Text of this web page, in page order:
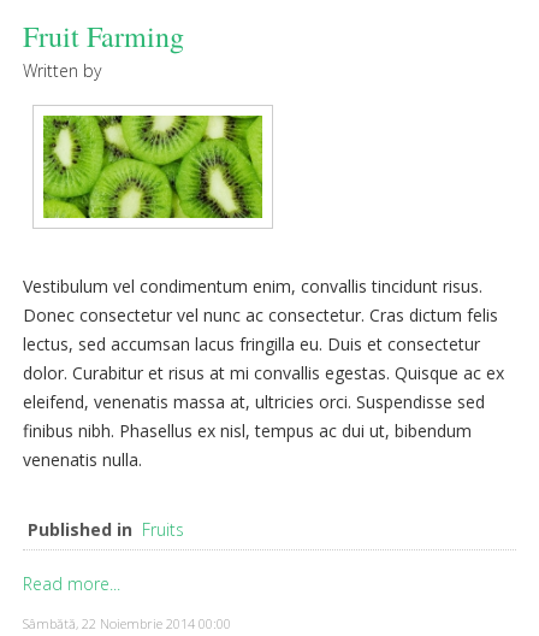
Fruit Farming
Written by
Vestibulum vel condimentum enim, convallis tincidunt risus.
Donec consectetur vel nunc ac consectetur. Cras dictum felis
lectus, sed accumsan lacus fringilla eu. Duis et consectetur
dolor. Curabitur et risus at mi convallis egestas. Quisque ac ex
eleifend, venenatis massa at, ultricies orci. Suspendisse sed
finibus nibh. Phasellus ex nisl, tempus ac dui ut, bibendum
venenatis nulla.
Published in Fruits
Read more...
Sâmbătă, 22 Noiembrie 2014 00:00